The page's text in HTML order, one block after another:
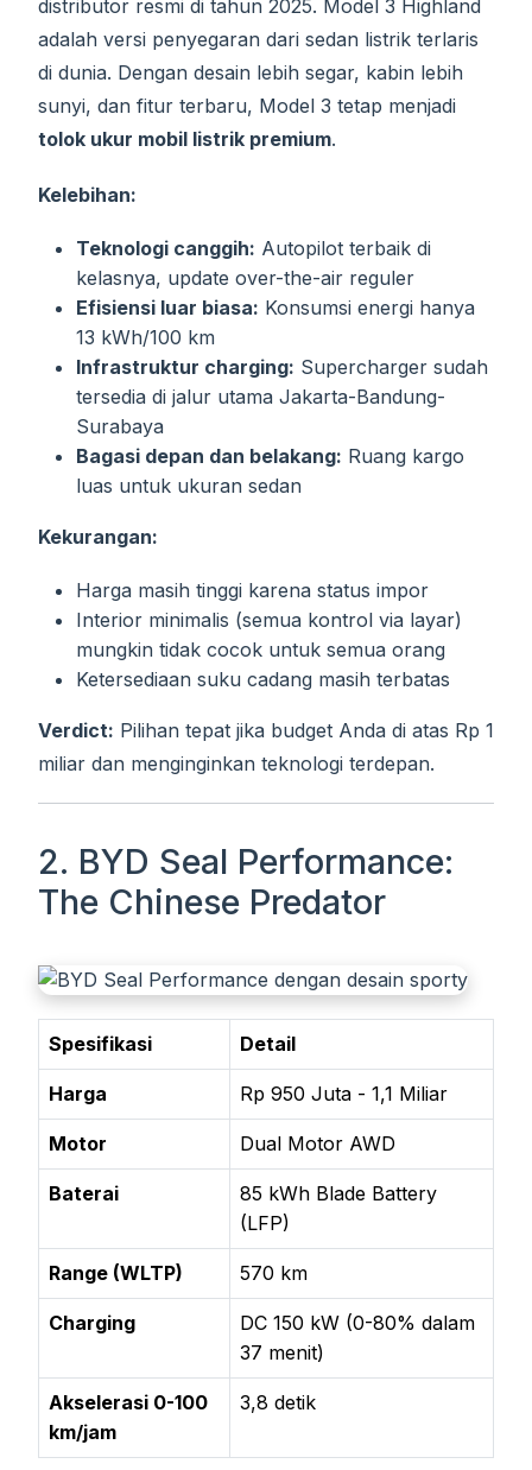
distributor resmi di tahun 2025. Model 3 Highland
adalah versi penyegaran dari sedan listrik terlaris
di dunia. Dengan desain lebih segar, kabin lebih
sunyi, dan fitur terbaru, Model 3 tetap menjadi
tolok ukur mobil listrik premium.
Kelebihan:
Teknologi canggih: Autopilot terbaik di
kelasnya, update over-the-air reguler
Efisiensi luar biasa: Konsumsi energi hanya
13 kWh/100 km
Infrastruktur charging: Supercharger sudah
tersedia di jalur utama Jakarta-Bandung-
Surabaya
Bagasi depan dan belakang: Ruang kargo
luas untuk ukuran sedan
Kekurangan:
Harga masih tinggi karena status impor
Interior minimalis (semua kontrol via layar)
mungkin tidak cocok untuk semua orang
Ketersediaan suku cadang masih terbatas
Verdict: Pilihan tepat jika budget Anda di atas Rp 1
miliar dan menginginkan teknologi terdepan.
2. BYD Seal Performance:
The Chinese Predator
Spesifikasi Detail
Harga Rp 950 Juta - 1,1 Miliar
Motor Dual Motor AWD
Baterai
85 kWh Blade Battery
(LFP)
Range (WLTP) 570 km
Charging
DC 150 kW (0-80% dalam
37 menit)
Akselerasi 0-100
km/jam
3,8 detik